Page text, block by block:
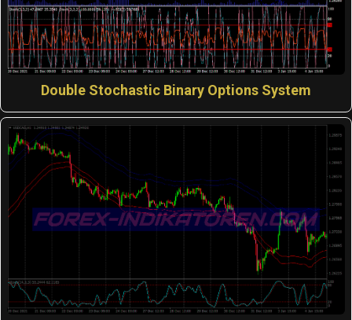
Double Stochastic Binary Options System